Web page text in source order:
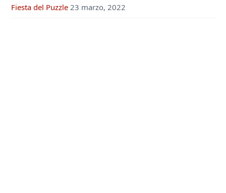
Fiesta del Puzzle 23 marzo, 2022